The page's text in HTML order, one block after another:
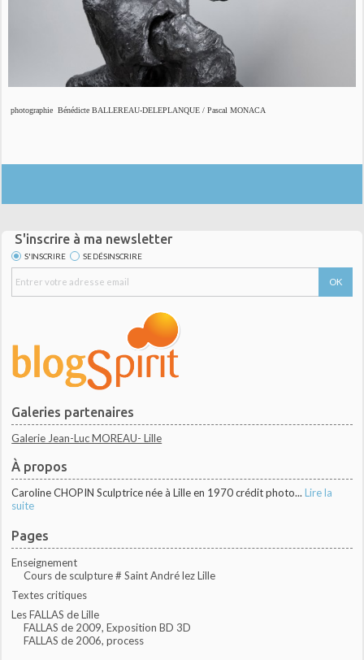
photographie  Bénédicte BALLEREAU-DELEPLANQUE / Pascal MONACA
S'inscrire à ma newsletter
S'INSCRIRE SE DÉSINSCRIRE
Galeries partenaires
Galerie Jean-Luc MOREAU- Lille
À propos
Caroline CHOPIN Sculptrice née à Lille en 1970 crédit photo... Lire la
suite
Pages
Enseignement
Cours de sculpture # Saint André lez Lille
Textes critiques
Les FALLAS de Lille
FALLAS de 2009, Exposition BD 3D
FALLAS de 2006, process